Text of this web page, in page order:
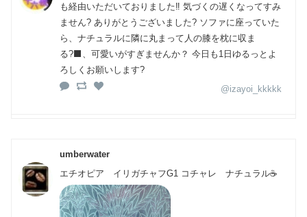
も経由いただいておりました‼️ 気づくの遅くなってすみ
ません? ありがとうございました? ソファに座っていた
ら、ナチュラルに隣に丸まって人の膝を枕に収ま
る?‍⬛、可愛いがすぎませんか？ 今日も1日ゆるっとよ
ろしくお願いします?
@izayoi_kkkkk
umberwater
エチオピア イリガチャフG1 コチャレ ナチュラル☕️